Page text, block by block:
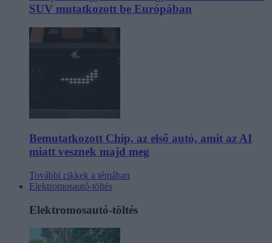
SUV mutatkozott be Európában
Bemutatkozott Chip, az első autó, amit az AI
miatt vesznek majd meg
További cikkek a témában
Elektromosautó-töltés
Elektromosautó-töltés